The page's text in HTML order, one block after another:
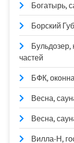
Богатырь,
Борский
частей
БФК,
Весна,
Весна,
Вилла-Н,